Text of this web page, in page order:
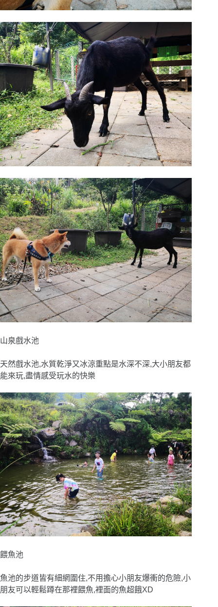
山泉戲水池
天然戲水池,水質乾淨又冰涼重點是水深不深,大小朋友都
能來玩,盡情感受玩水的快樂
餵魚池
魚池的步道皆有細網圍住,不用擔心小朋友爆衝的危險,小
朋友可以輕鬆蹲在那裡餵魚,裡面的魚超餓XD